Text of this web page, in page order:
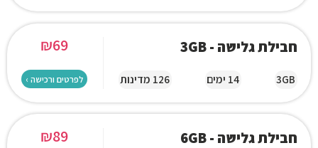
חבילת גלישה - 3GB
3GB 14 ימים 126 מדינות
₪69
לפרטים ורכישה ›
חבילת גלישה - 6GB ₪89